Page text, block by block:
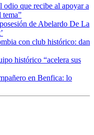
odio que recibe al apoyar a
tema”
de Abelardo De La
con club histórico: dan
histórico “acelera sus
en Benfica: lo